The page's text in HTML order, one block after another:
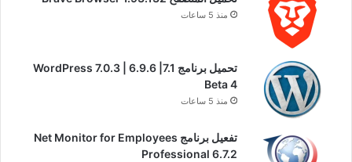
منذ 5 ساعات
تحميل برنامج WordPress 7.0.3 | 6.9.6 |7.1
Beta 4
منذ 5 ساعات
تفعيل برنامج Net Monitor for Employees
Professional 6.7.2